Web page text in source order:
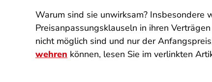
Warum sind sie unwirksam? Insbesondere
Preisanpassungsklauseln in ihren
nicht möglich sind und nur der
wehren können, lesen Sie im verlinkten